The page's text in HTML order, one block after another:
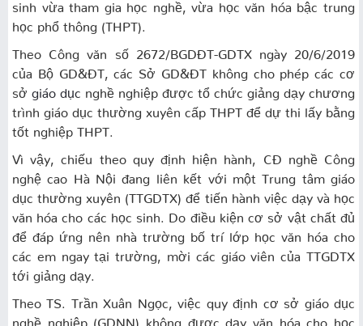
sinh vừa tham gia học nghề, vừa học văn hóa bậc trung
học phổ thông (THPT).
Theo Công văn số 2672/BGDĐT-GDTX ngày 20/6/2019
của Bộ GD&ĐT, các Sở GD&ĐT không cho phép các cơ
sở
giáo dục nghề nghiệp được tổ chức giảng dạy chương
trình giáo dục thường xuyên cấp THPT để dự thi lấy bằng
tốt nghiệp THPT.
Vì vậy, chiếu theo quy định hiện hành, CĐ nghề Công
nghệ cao Hà Nội đang liên kết với một Trung tâm giáo
dục thường xuyên (TTGDTX) để tiến hành việc dạy và học
văn hóa cho các học sinh. Do điều kiện cơ sở vật chất đủ
để đáp ứng nên nhà trường bố trí lớp học văn hóa cho
các em ngay tại trường, mời các giáo viên của TTGDTX
tới giảng dạy.
Theo TS. Trần Xuân Ngọc, việc quy định cơ sở giáo dục
nghề nghiệp (GDNN) không được dạy văn hóa cho học